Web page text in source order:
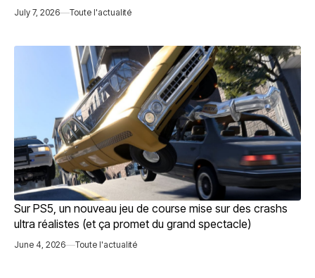
July 7, 2026 Toute l'actualité
Sur PS5, un nouveau jeu de course mise sur des crashs
ultra réalistes (et ça promet du grand spectacle)
June 4, 2026 Toute l'actualité